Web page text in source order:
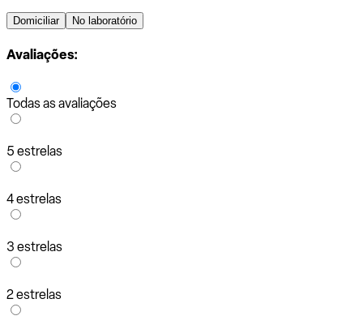
Domiciliar No laboratório
Avaliações:
Todas as avaliações
5 estrelas
4 estrelas
3 estrelas
2 estrelas